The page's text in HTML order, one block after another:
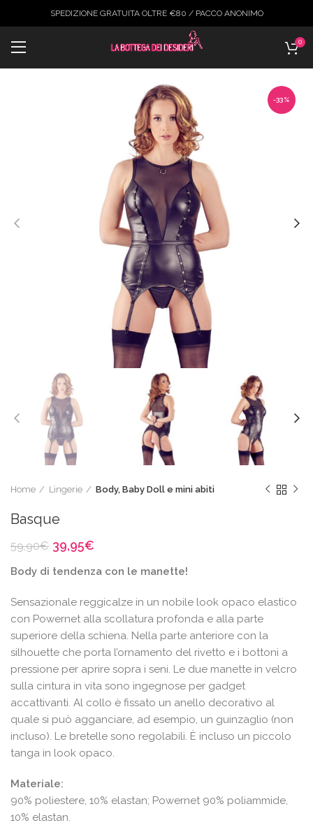
SPEDIZIONE GRATUITA OLTRE €80 / PACCO ANONIMO
0
-33%
Home Lingerie Body, Baby Doll e mini abiti
Basque
59,90€ Il
originale
59,90€.
39,95€
attuale
39,95€.
Body di tendenza con le manette!
Sensazionale reggicalze in un nobile look opaco elastico
con Powernet alla scollatura profonda e alla parte
superiore della schiena. Nella parte anteriore con la
silhouette che porta l’ornamento del rivetto e i bottoni a
pressione per aprire sopra i seni. Le due manette in velcro
sulla cintura in vita sono ingegnose per gadget
accattivanti. Al collo è fissato un anello decorativo al
quale si può agganciare, ad esempio, un guinzaglio (non
incluso). Le bretelle sono regolabili. È incluso un piccolo
tanga in look opaco.
Materiale:
90% poliestere, 10% elastan; Powernet 90% poliammide,
10% elastan.